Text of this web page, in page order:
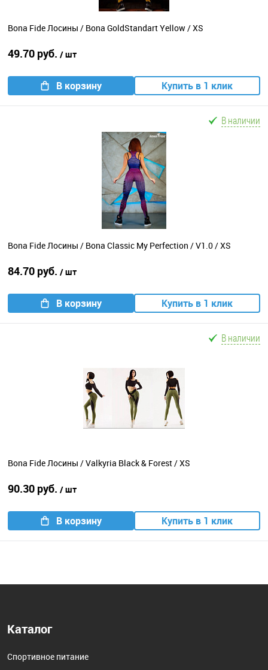
Bona Fide Лосины / Bona GoldStandart Yellow / XS
49.70 руб. / шт
В корзину Купить в 1 клик
В наличии
Bona Fide Лосины / Bona Classic My Perfection / V1.0 / XS
84.70 руб. / шт
В корзину Купить в 1 клик
В наличии
Bona Fide Лосины / Valkyria Black & Forest / XS
90.30 руб. / шт
В корзину Купить в 1 клик
Каталог
Спортивное питание